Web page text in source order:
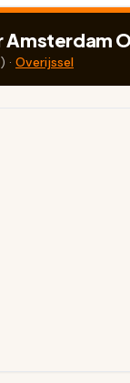
Amsterdam
· Overijssel